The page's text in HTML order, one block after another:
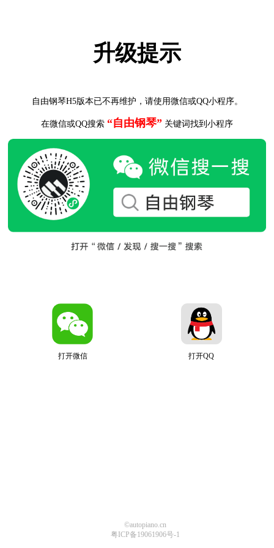
升级提示
自由钢琴H5版本已不再维护，请使用微信或QQ小程序。
在微信或QQ搜索 “自由钢琴” 关键词找到小程序
打开微信 打开QQ
©autopiano.cn
粤ICP备19061906号-1